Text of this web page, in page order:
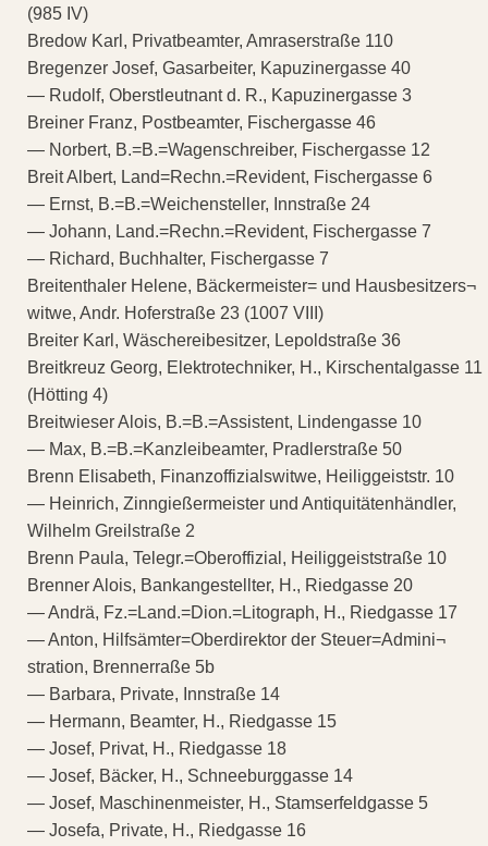
(985 IV)
Bredow Karl, Privatbeamter, Amraserstraße 110
Bregenzer Josef, Gasarbeiter, Kapuzinergasse 40
— Rudolf, Oberstleutnant d. R., Kapuzinergasse 3
Breiner Franz, Postbeamter, Fischergasse 46
— Norbert, B.=B.=Wagenschreiber, Fischergasse 12
Breit Albert, Land=Rechn.=Revident, Fischergasse 6
— Ernst, B.=B.=Weichensteller, Innstraße 24
— Johann, Land.=Rechn.=Revident, Fischergasse 7
— Richard, Buchhalter, Fischergasse 7
Breitenthaler Helene, Bäckermeister= und Hausbesitzers¬
witwe, Andr. Hoferstraße 23 (1007 VIII)
Breiter Karl, Wäschereibesitzer, Lepoldstraße 36
Breitkreuz Georg, Elektrotechniker, H., Kirschentalgasse 11
(Hötting 4)
Breitwieser Alois, B.=B.=Assistent, Lindengasse 10
— Max, B.=B.=Kanzleibeamter, Pradlerstraße 50
Brenn Elisabeth, Finanzoffizialswitwe, Heiliggeiststr. 10
— Heinrich, Zinngießermeister und Antiquitätenhändler,
Wilhelm Greilstraße 2
Brenn Paula, Telegr.=Oberoffizial, Heiliggeiststraße 10
Brenner Alois, Bankangestellter, H., Riedgasse 20
— Andrä, Fz.=Land.=Dion.=Litograph, H., Riedgasse 17
— Anton, Hilfsämter=Oberdirektor der Steuer=Admini¬
stration, Brennerraße 5b
— Barbara, Private, Innstraße 14
— Hermann, Beamter, H., Riedgasse 15
— Josef, Privat, H., Riedgasse 18
— Josef, Bäcker, H., Schneeburggasse 14
— Josef, Maschinenmeister, H., Stamserfeldgasse 5
— Josefa, Private, H., Riedgasse 16